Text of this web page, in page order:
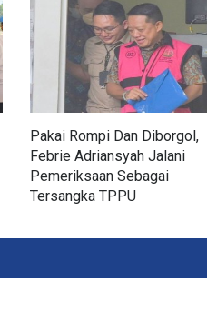
Pakai Rompi Dan Diborgol,
Febrie Adriansyah Jalani
Pemeriksaan Sebagai
Tersangka TPPU